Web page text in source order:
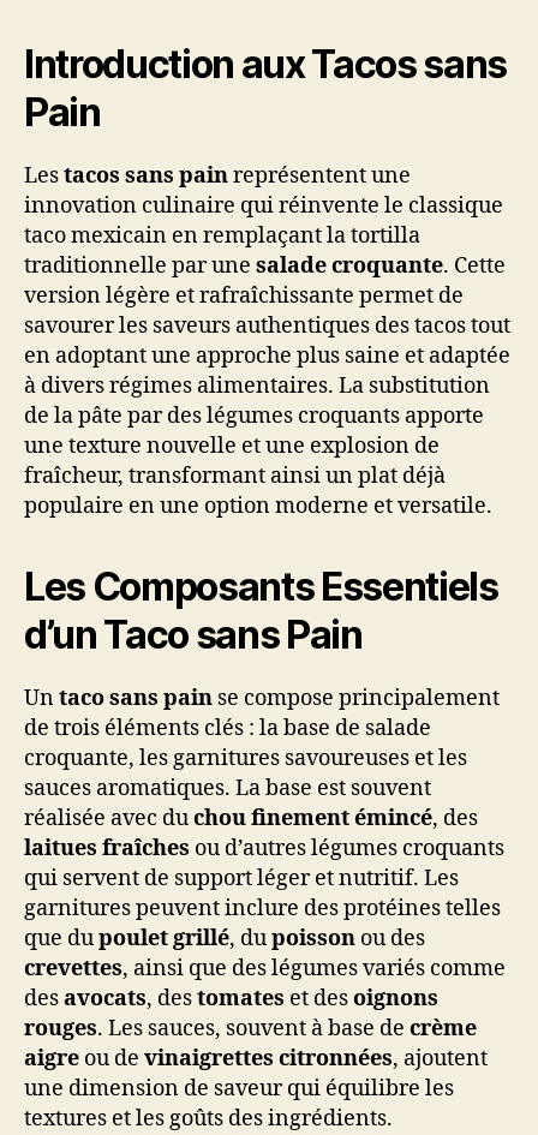
Introduction aux Tacos sans
Pain
Lestacos sans painreprésentent une
innovation culinaire qui réinvente le classique
taco mexicain en remplaçant la tortilla
traditionnelle par une salade croquante. Cette
version légère et rafraîchissante permet de
savourer les saveurs authentiques des tacos tout
en adoptant une approche plus saine et adaptée
à divers régimes alimentaires. La substitution
de la pâte par des légumes croquants apporte
une texture nouvelle et une explosion de
fraîcheur, transformant ainsi un plat déjà
populaire en une option moderne et versatile.
Les Composants Essentiels
d’un Taco sans Pain
Untaco sans pain se compose principalement
de trois éléments clés : la base de salade
croquante, les garnitures savoureuses et les
sauces aromatiques. La base est souvent
réalisée avec duchou finement émincé, des
laitues fraîches ou d’autres légumes croquants
qui servent de support léger et nutritif. Les
garnitures peuvent inclure des protéines telles
que dupoulet grillé, dupoisson ou des
crevettes, ainsi que des légumes variés comme
desavocats, destomates et desoignons
rouges. Les sauces, souvent à base de crème
aigre ou de vinaigrettes citronnées, ajoutent
une dimension de saveur qui équilibre les
textures et les goûts des ingrédients.